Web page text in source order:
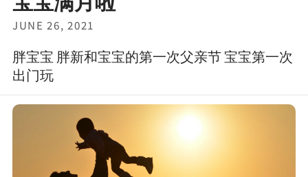
JUNE 26, 2021
胖宝宝 胖新和宝宝的第一次父亲节 宝宝第一次
出门玩